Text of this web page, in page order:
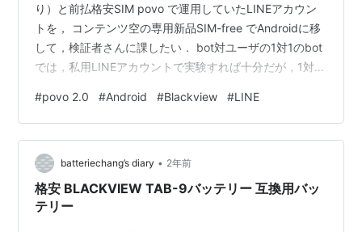
り）と前払格安SIM povo で運用していたLINEアカウン
トを， コンテンツ空の専用新品SIM-free でAndroidに移
して，検証者さんに課したい． bot対ユーザの1対1のbot
では，私用LINEアカウントで実験すれば十分だが，1対多
トで実験したい LINEには1電話番号1アカウントしか作れ
ない 月額料金は払いたくない（実験予算では払いにく
い） 着信のみ料金無料に近いSIMで電話番号だけ確保し
たい 検証者には，私物iPhoneでなく専用のAndroidを渡
し…
#povo 2.0 #Android #Blackview #LINE
batteriechang’s diary • 2年前
格安 BLACKVIEW TAB-9バッテリー 互換用バッ
テリー